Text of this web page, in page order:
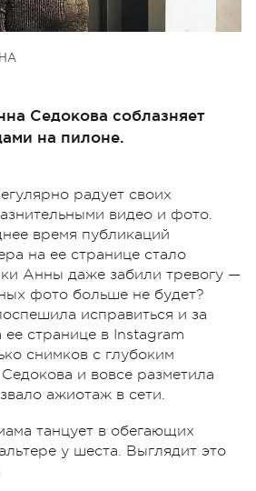
Седокова соблазняет
на пилоне.
радует своих
видео и фото.
время публикаций
на ее странице стало
Анны даже забили тревогу —
фото больше не будет?
исправиться и за
ее странице в Instagram
снимков с глубоким
и вовсе разметила
ажиотаж в сети.
танцует в обегающих
у шеста. Выглядит это